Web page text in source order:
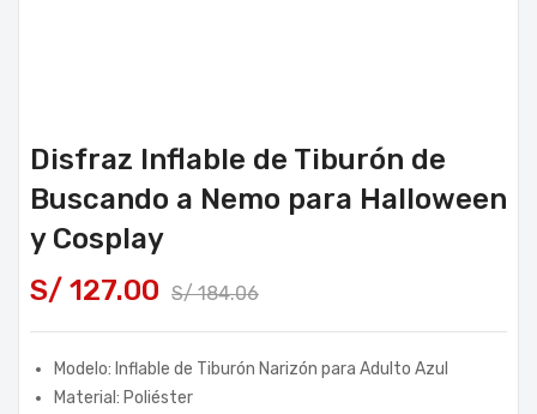
Disfraz Inflable de Tiburón de
Buscando a Nemo para Halloween
y Cosplay
S/184.06
S/ 127.00
Modelo: Inflable de Tiburón Narizón para Adulto Azul
Material: Poliéster